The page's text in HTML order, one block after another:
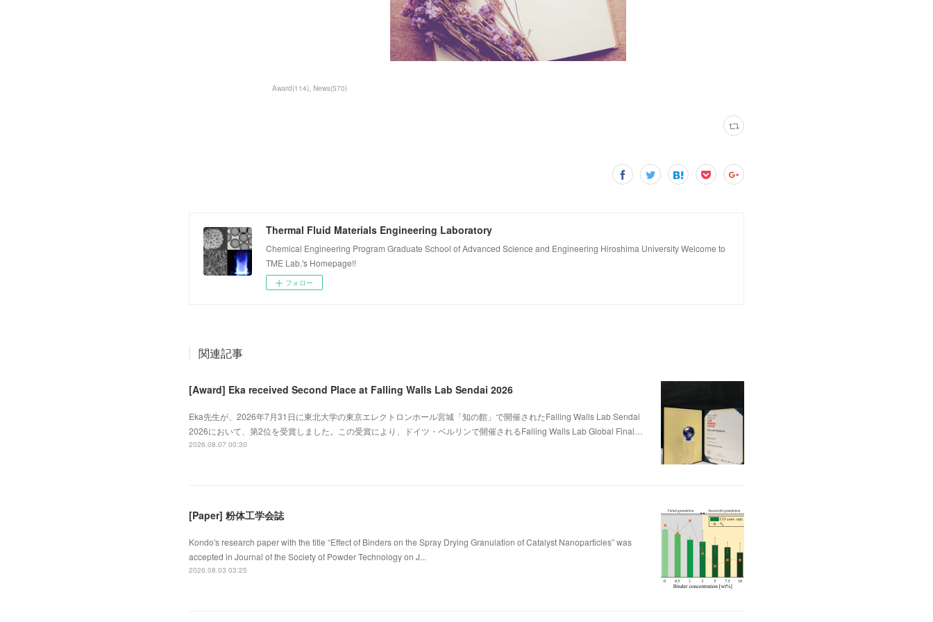
Award(114) News(570)
Thermal Fluid Materials Engineering Laboratory
Chemical Engineering Program Graduate School of Advanced Science and Engineering Hiroshima University Welcome to
TME Lab.'s Homepage!!
フォロー
関連記事
[Award] Eka received Second Place at Falling Walls Lab Sendai 2026
Eka先生が、2026年7月31日に東北大学の東京エレクトロンホール宮城「知の館」で開催されたFalling Walls Lab Sendai
2026において、第2位を受賞しました。この受賞により、ドイツ・ベルリンで開催されるFalling Walls Lab Global Final…
2026.08.07 00:30
[Paper] 粉体工学会誌
Kondo's research paper with the title “Effect of Binders on the Spray Drying Granulation of Catalyst Nanoparticles” was
accepted in Journal of the Society of Powder Technology on J...
2026.08.03 03:25